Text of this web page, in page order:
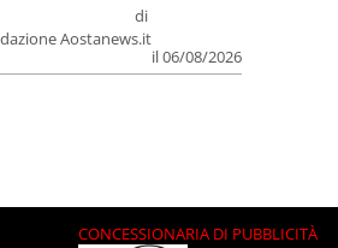
di
Aostanews.it
il 06/08/2026
CONCESSIONARIA DI PUBBLICITÀ